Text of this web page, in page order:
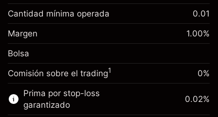
Ajuste de financiamiento
nocturno
Cargos por el valor total de la
posición
-0.021272
%
(-£21.30)
Tamaño de la operación con apalancamiento
£100,000.00
Dinero del apalancamiento ~ $
Ir a la plataforma
Margen. Tu inversión
£1,000.00
Ajuste de financiamiento
Cargos por el valor total de la
posición
-0.000646
Tamaño de la operación con apalancamiento
£100,000.00
Dinero del apalancamiento ~ $
Cantidad mínima operada 0.01
Margen 1.00%
Bolsa
Comisión sobre el trading1 0%
Prima por stop-loss
garantizado
0.02%